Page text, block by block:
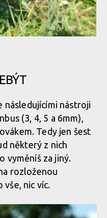
je otázkou okamžiku
nástroji
(3, 4, 5 a 6mm),
Tedy jen šest
některý z nich
vyměníš za jiný.
rozloženou
nic víc.